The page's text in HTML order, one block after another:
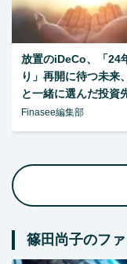
放置のiDeCo、「24
り」再開に待つ未来
と一緒に選んだ投資
Finasee編集部
篠田尚子のフ